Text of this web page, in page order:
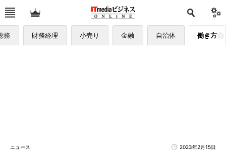
務 財務経理 小売り 金融 自治体 働き方
ニュース 2023年2月15日